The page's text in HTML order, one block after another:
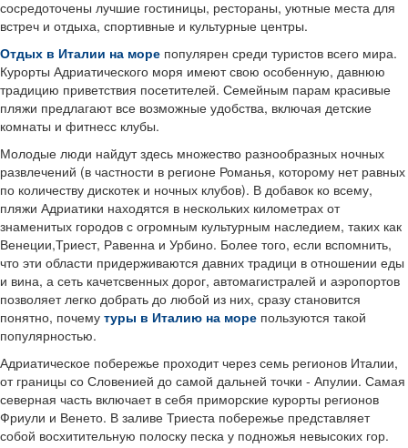
сосредоточены лучшие гостиницы, рестораны, уютные места для
встреч и отдыха, спортивные и культурные центры.
Отдых в Италии на море популярен среди туристов всего мира.
Курорты Адриатического моря имеют свою особенную, давнюю
традицию приветствия посетителей. Семейным парам красивые
пляжи предлагают все возможные удобства, включая детские
комнаты и фитнесс клубы.
Молодые люди найдут здесь множество разнообразных ночных
развлечений (в частности в регионе Романья, которому нет равных
по количеству дискотек и ночных клубов). В добавок ко всему,
пляжи Адриатики находятся в нескольких километрах от
знаменитых городов с огромным культурным наследием, таких как
Венеции,Триест, Равенна и Урбино. Более того, если вспомнить,
что эти области придерживаются давних традици в отношении еды
и вина, а сеть качетсвенных дорог, автомагистралей и аэропортов
позволяет легко добрать до любой из них, сразу становится
понятно, почему туры в Италию на море пользуются такой
популярностью.
Адриатическое побережье проходит через семь регионов Италии,
от границы со Словенией до самой дальней точки - Апулии. Самая
северная часть включает в себя приморские курорты регионов
Фриули и Венето. В заливе Триеста побережье представляет
собой восхитительную полоску песка у подножья невысоких гор.